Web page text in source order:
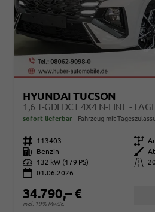
HYUNDAI TUCSON
1,6 T-GDI DCT 4X4 N-LINE -
sofort lieferbar Fahrzeug mit
Fahrzeugnr. 113403 Getriebe
Kraftstoff
Benzin Außenfarbe
Leistung
132 kW (179 PS) Kilometerstand
01.06.2026
34.790,– €
incl. 19% MwSt.